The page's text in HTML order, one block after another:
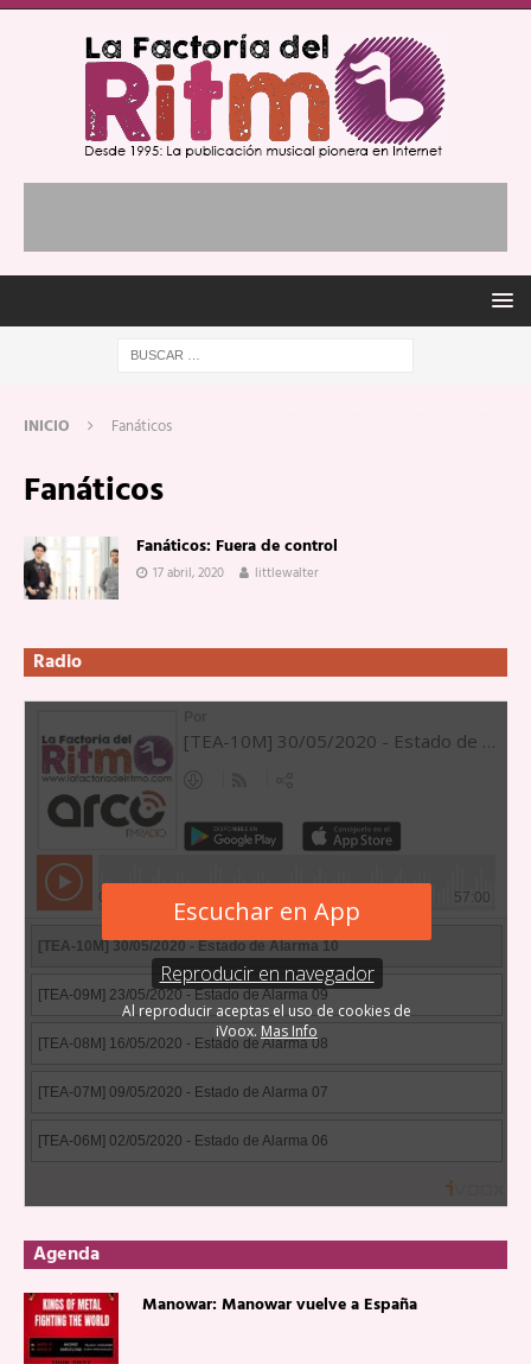
INICIO Fanáticos
Fanáticos
Fanáticos: Fuera de control
17 abril, 2020 littlewalter
Radio
Agenda
Manowar: Manowar vuelve a España